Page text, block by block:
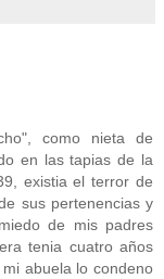
como nieta de
en las tapias de la
existia el terror de
sus pertenencias y
de mis padres
tenia cuatro años
abuela lo condeno